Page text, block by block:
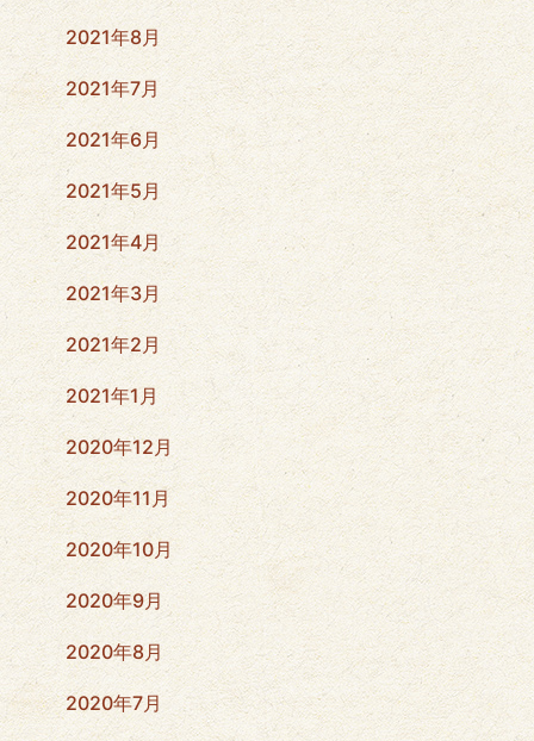
2021年8月
2021年7月
2021年6月
2021年5月
2021年4月
2021年3月
2021年2月
2021年1月
2020年12月
2020年11月
2020年10月
2020年9月
2020年8月
2020年7月